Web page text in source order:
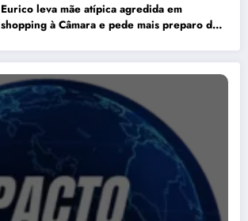
Eurico leva mãe atípica agredida em
shopping à Câmara e pede mais preparo dos